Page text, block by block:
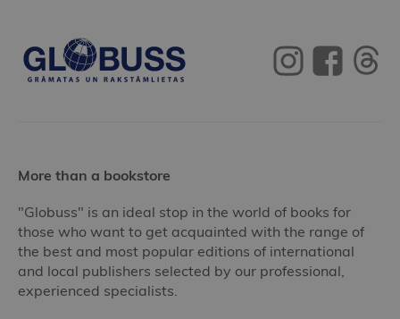
More than a bookstore
"Globuss" is an ideal stop in the world of books for
those who want to get acquainted with the range of
the best and most popular editions of international
and local publishers selected by our professional,
experienced specialists.